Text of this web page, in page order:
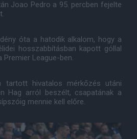
Joao Pedro a 95. percben fejelte
óta a hatodik alkalom, hogy a
hosszabbításban kapott góllal
League-ben.
tartott hivatalos mérkőzés utáni
Hag arról beszélt, csapatának a
mennie kell előre.